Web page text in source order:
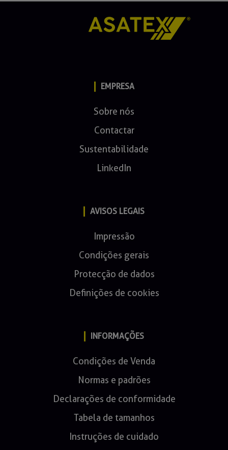
EMPRESA
Sobre nós
Contactar
Sustentabilidade
LinkedIn
AVISOS LEGAIS
Impressão
Condições gerais
Protecção de dados
Definições de cookies
INFORMAÇÕES
Condições de Venda
Normas e padrões
Declarações de conformidade
Tabela de tamanhos
Instruções de cuidado